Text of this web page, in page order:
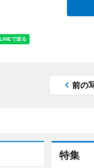
前の
特集